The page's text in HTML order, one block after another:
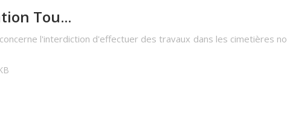
Tou...
l'interdiction d'effectuer des travaux dans les cimetières